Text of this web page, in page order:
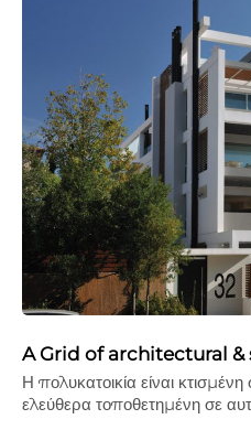
A Grid of architectural
Η πολυκατοικία είναι
ελεύθερα τοποθετημένη σε